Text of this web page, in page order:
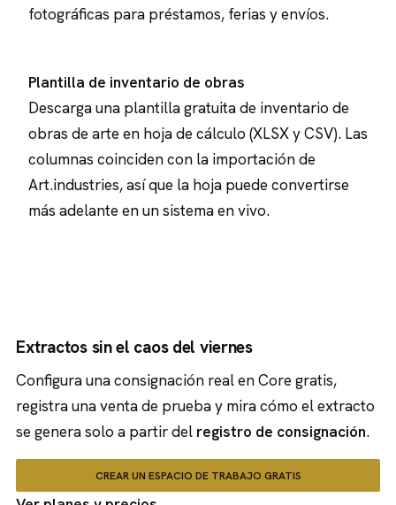
fotográficas para préstamos, ferias y envíos.
Plantilla de inventario de obras
Descarga una plantilla gratuita de inventario de
obras de arte en hoja de cálculo (XLSX y CSV). Las
columnas coinciden con la importación de
Art.industries, así que la hoja puede convertirse
más adelante en un sistema en vivo.
Extractos sin el caos del viernes
Configura una consignación real en Core gratis,
registra una venta de prueba y mira cómo el extracto
se genera solo a partir del registro de consignación.
CREAR UN ESPACIO DE TRABAJO GRATIS